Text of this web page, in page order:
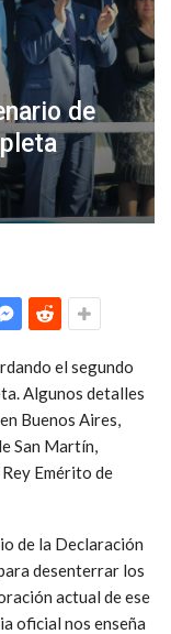
de
el segundo
Algunos detalles
Buenos Aires,
San Martín,
Emérito de
de la Declaración
desenterrar los
actual de ese
oficial nos enseña